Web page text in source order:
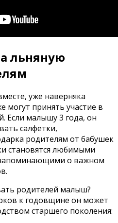
льняную
уже наверняка
могут принять участие в
Если малышу 3 года, он
салфетки,
родителям от бабушек
становятся любимыми
о важном
родителей малыш?
к годовщине он может
старшего поколения: